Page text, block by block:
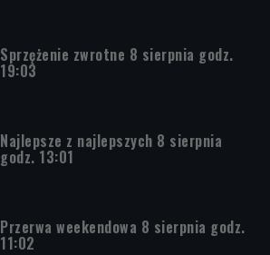
Sprzężenie zwrotne 8 sierpnia godz.
19:03
Najlepsze z najlepszych 8 sierpnia
godz. 13:01
Przerwa weekendowa 8 sierpnia godz.
11:02